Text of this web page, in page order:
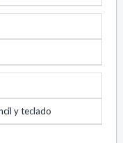
y teclado